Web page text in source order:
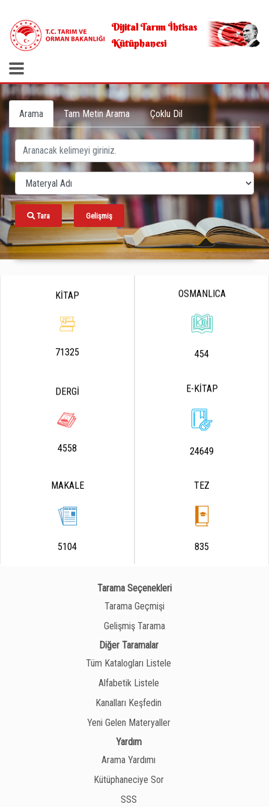
Dijital Tarım İhtisas
Kütüphanesi
Arama Tam Metin Arama Çoklu Dil
Tara Gelişmiş
KİTAP
71325
OSMANLICA
454
DERGİ
4558
E-KİTAP
24649
MAKALE
5104
TEZ
835
Tarama Seçenekleri
Tarama Geçmişi
Gelişmiş Tarama
Diğer Taramalar
Tüm Katalogları Listele
Alfabetik Listele
Kanalları Keşfedin
Yeni Gelen Materyaller
Yardım
Arama Yardımı
Kütüphaneciye Sor
SSS